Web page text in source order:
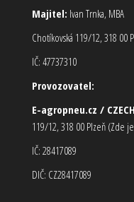
Majitel: Ivan Trnka, MBA
Chotíkovská 119/12, 318 00
IČ: 47737310
Provozovatel:
E-agropneu.cz /
119/12, 318 00 Plzeň (Zde
IČ: 28417089
DIČ: CZ28417089